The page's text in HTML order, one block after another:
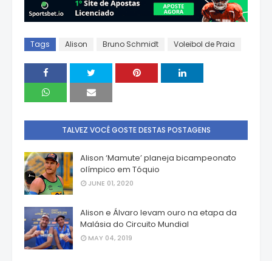
Tags Alison Bruno Schmidt Voleibol de Praia
TALVEZ VOCÊ GOSTE DESTAS POSTAGENS
Alison ‘Mamute’ planeja bicampeonato
olímpico em Tóquio
JUNE 01, 2020
Alison e Álvaro levam ouro na etapa da
Malásia do Circuito Mundial
MAY 04, 2019